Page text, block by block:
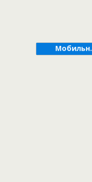
Мобильн.